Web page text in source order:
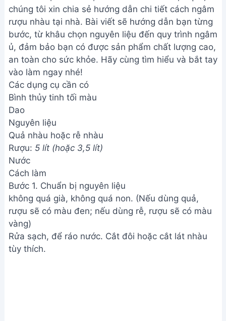
chúng tôi xin chia sẻ hướng dẫn chi tiết cách ngâm
rượu nhàu tại nhà. Bài viết sẽ hướng dẫn bạn từng
bước, từ khâu chọn nguyên liệu đến quy trình ngâm
ủ, đảm bảo bạn có được sản phẩm chất lượng cao,
an toàn cho sức khỏe. Hãy cùng tìm hiểu và bắt tay
vào làm ngay nhé!
Các dụng cụ cần có
Bình thủy tinh tối màu
Dao
Nguyên liệu
Quả nhàu hoặc rễ nhàu
Rượu: 5 lít (hoặc 3,5 lít)
Nước
Cách làm
Bước 1. Chuẩn bị nguyên liệu
không quá già, không quá non. (Nếu dùng quả,
rượu sẽ có màu đen; nếu dùng rễ, rượu sẽ có màu
vàng)
Rửa sạch, để ráo nước. Cắt đôi hoặc cắt lát nhàu
tùy thích.